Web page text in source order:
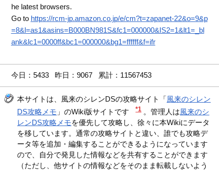
he latest browsers.
Go to https://rcm-jp.amazon.co.jp/e/cm?t=zapanet-22&o=9&p
=8&l=as1&asins=B000BN981S&fc1=000000&IS2=1&lt1=_bl
ank&lc1=0000ff&bc1=000000&bg1=ffffff&f=ifr
今日：5433 昨日：9067 累計：11567453
本サイトは、風来のシレンDSの攻略サイト「風来のシレン
DS攻略メモ 」のWiki版サイトです *1 。管理人は風来のシ
レンDS攻略メモを優先して攻略し、徐々に本Wikiにデータ
を移しています。通常の攻略サイトと違い、誰でも攻略デ
ータ等を追加・編集することができるようになっています
ので、自分で発見した情報などを共有することができます
（ただし、他サイトの情報などをそのまま転載しないよう